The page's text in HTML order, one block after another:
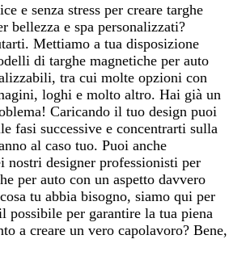
e senza stress per creare targhe
bellezza e spa personalizzati?
Mettiamo a tua disposizione
di targhe magnetiche per auto
tra cui molte opzioni con
loghi e molto altro. Hai già un
Caricando il tuo design puoi
fasi successive e concentrarti sulla
al caso tuo. Puoi anche
nostri designer professionisti per
per auto con un aspetto davvero
tu abbia bisogno, siamo qui per
possibile per garantire la tua piena
a creare un vero capolavoro? Bene,